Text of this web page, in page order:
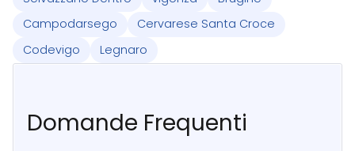
Campodarsego
Cervarese Santa Croce
Codevigo
Legnaro
Domande Frequenti